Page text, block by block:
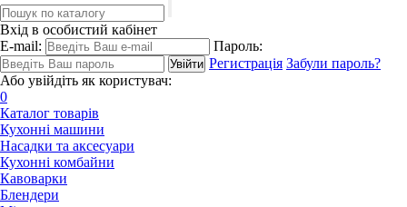
Вхід в особистий кабінет
E-mail:
Пароль:
Регистрація Забули пароль?
Або увійдіть як користувач:
0
Каталог товарів
Кухонні машини
Насадки та аксесуари
Кухонні комбайни
Кавоварки
Блендери